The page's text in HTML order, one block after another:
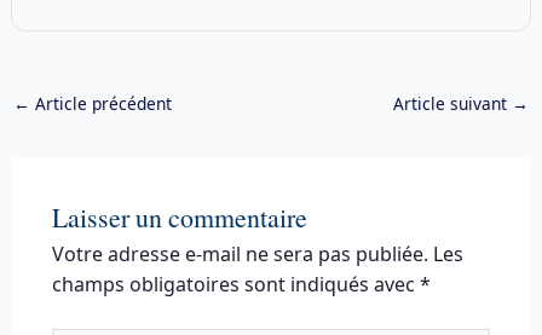
← Article précédent Article suivant →
Laisser un commentaire
Votre adresse e-mail ne sera pas publiée. Les
champs obligatoires sont indiqués avec *